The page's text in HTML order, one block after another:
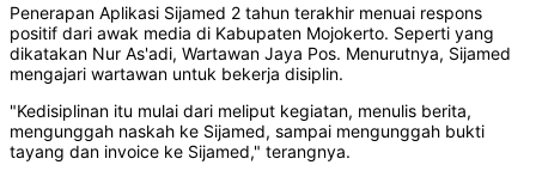
Penerapan Aplikasi Sijamed 2 tahun terakhir menuai respons
positif dari awak media di Kabupaten Mojokerto. Seperti yang
dikatakan Nur As'adi, Wartawan Jaya Pos. Menurutnya, Sijamed
mengajari wartawan untuk bekerja disiplin.
"Kedisiplinan itu mulai dari meliput kegiatan, menulis berita,
mengunggah naskah ke Sijamed, sampai mengunggah bukti
tayang dan invoice ke Sijamed," terangnya.